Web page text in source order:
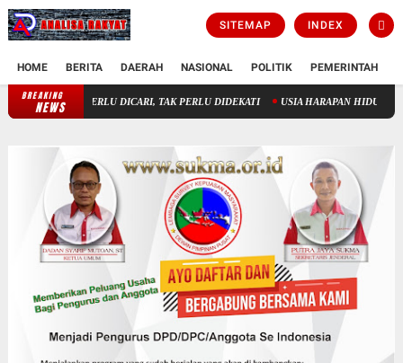
SITEMAP INDEX
HOME BERITA DAERAH NASIONAL POLITIK PEMERINTAH
BREAKING
NEWS KAU KIRA TUHAN ITU BODOH !!! TUHAN TAK PERLU DICARI,